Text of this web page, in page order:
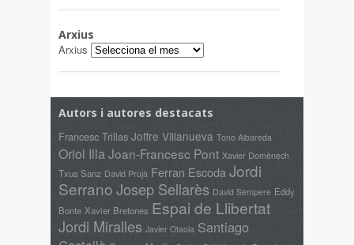
Arxius
Arxius
Autors i autores destacats
Francesc Trillas Joffre Villanueva Tono Albareda
Oriol IllaJoan-Francesc Pont Xavier Domènech
Txus Sanz David Prujà Ferran EscodaJordi
SerranoJosep Sellarès David Sempere Eddy
Bonte Xavier Bretones Espai de Llibertat
Jordi Miralles Javier Otaola Santiago